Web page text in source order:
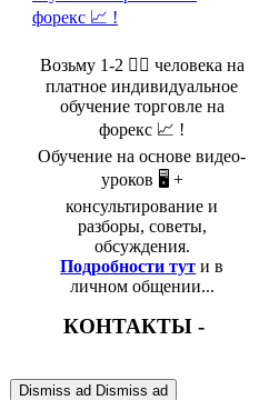
Возьму 1-2 🤵‍♂️ человека на
платное индивидуальное
обучение торговле на
форекс 📈 !
Обучение на основе видео-
уроков 🖥️ +
консультирование и
разборы, советы,
обсуждения.
Подробности тут и в
личном общении...
КОНТАКТЫ -
Dismiss ad Dismiss ad